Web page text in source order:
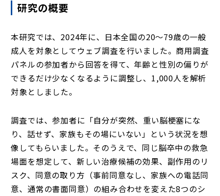
研究の概要
本研究では、2024年に、日本全国の20～79歳の一般
成人を対象としてウェブ調査を行いました。商用調査
パネルの参加者から回答を得て、年齢と性別の偏りが
できるだけ少なくなるように調整し、1,000人を解析
対象としました。
調査では、参加者に「自分が突然、重い脳梗塞にな
り、話せず、家族もその場にいない」という状況を想
像してもらいました。そのうえで、同じ脳卒中の救急
場面を想定して、新しい治療候補の効果、副作用のリ
スク、同意の取り方（事前同意なし、家族への電話同
意、通常の書面同意）の組み合わせを変えた8つのシ